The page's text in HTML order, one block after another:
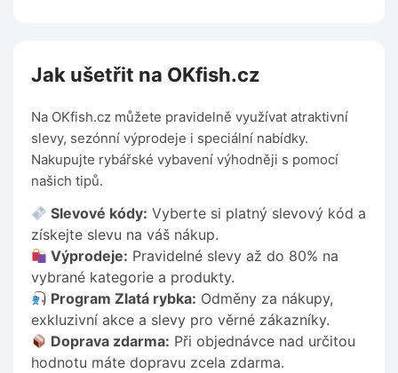
Jak ušetřit na OKfish.cz
Na OKfish.cz můžete pravidelně využívat atraktivní
slevy, sezónní výprodeje i speciální nabídky.
Nakupujte rybářské vybavení výhodněji s pomocí
našich tipů.
Slevové kódy: Vyberte si platný slevový kód a
získejte slevu na váš nákup.
Výprodeje: Pravidelné slevy až do 80% na
vybrané kategorie a produkty.
Program Zlatá rybka: Odměny za nákupy,
exkluzivní akce a slevy pro věrné zákazníky.
Doprava zdarma: Při objednávce nad určitou
hodnotu máte dopravu zcela zdarma.